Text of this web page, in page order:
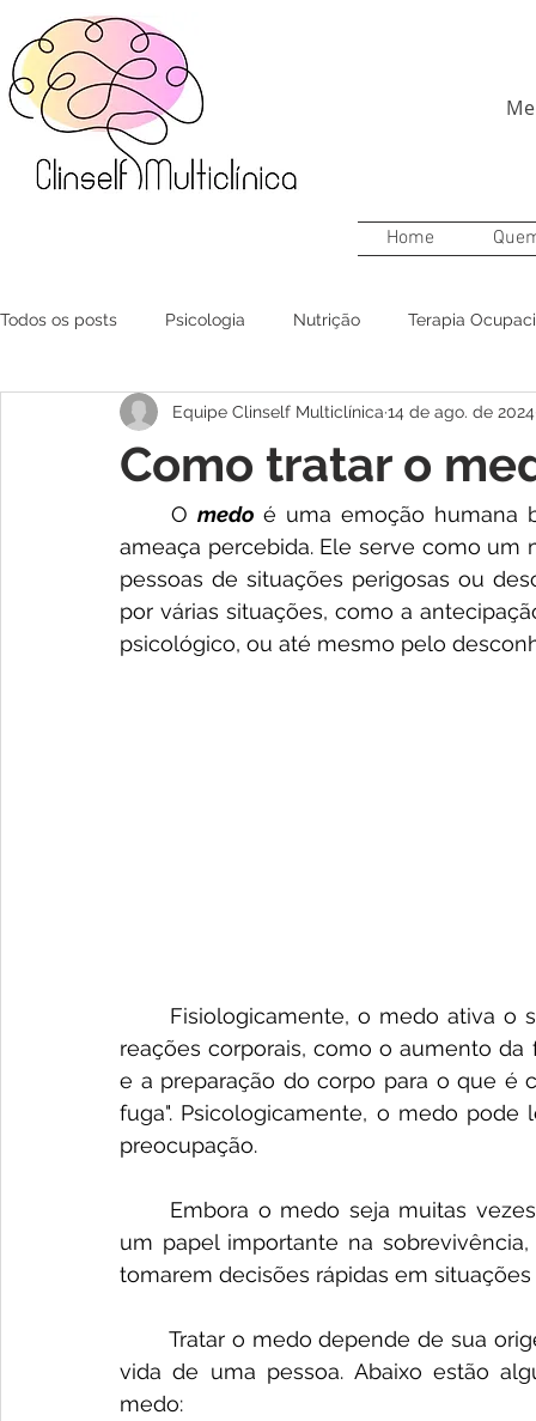
Home
Todos os posts Psicologia Nutrição Terapia
Como tratar o
Equipe Clinself Multiclínica 14 de ago. de 2024
O medo é uma emoção humana
ameaça percebida. Ele serve como um
pessoas de situações perigosas ou
por várias situações, como a
psicológico, ou até mesmo pelo
reações corporais, como o aumento
e a preparação do corpo para o que é
fuga". Psicologicamente, o medo
preocupação.
um papel importante na
tomarem decisões rápidas em
vida de uma pessoa. Abaixo estão
medo: